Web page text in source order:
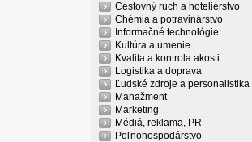
Cestovný ruch a hoteliérstvo
Chémia a potravinárstvo
Informačné technológie
Kultúra a umenie
Kvalita a kontrola akosti
Logistika a doprava
Ľudské zdroje a personalistika
Manažment
Marketing
Médiá, reklama, PR
Poľnohospodárstvo